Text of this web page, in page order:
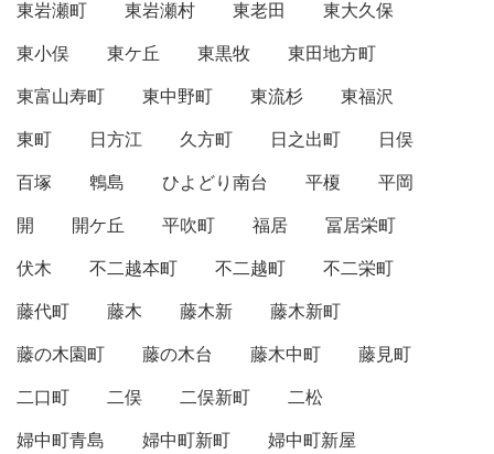
東岩瀬町 東岩瀬村 東老田
東大久保
東小俣
東ケ丘 東黒牧
東田地方町
東富山寿町
東中野町 東流杉
東福沢
東町
日方江 久方町 日之出町
日俣
百塚
鵯島 ひよどり南台 平榎
平岡
開
開ケ丘 平吹町 福居
冨居栄町
伏木
不二越本町 不二越町
不二栄町
藤代町
藤木 藤木新
藤木新町
藤の木園町
藤の木台 藤木中町
藤見町
二口町
二俣 二俣新町
二松
婦中町青島
婦中町新町
婦中町新屋